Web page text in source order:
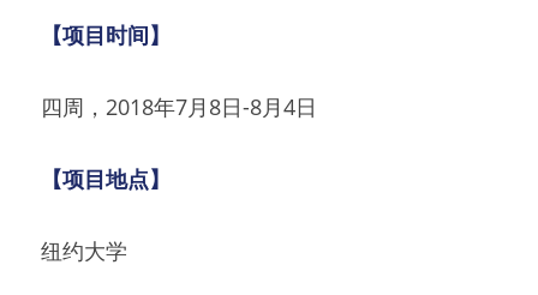
【项目时间】
四周，2018年7月8日-8月4日
【项目地点】
纽约大学